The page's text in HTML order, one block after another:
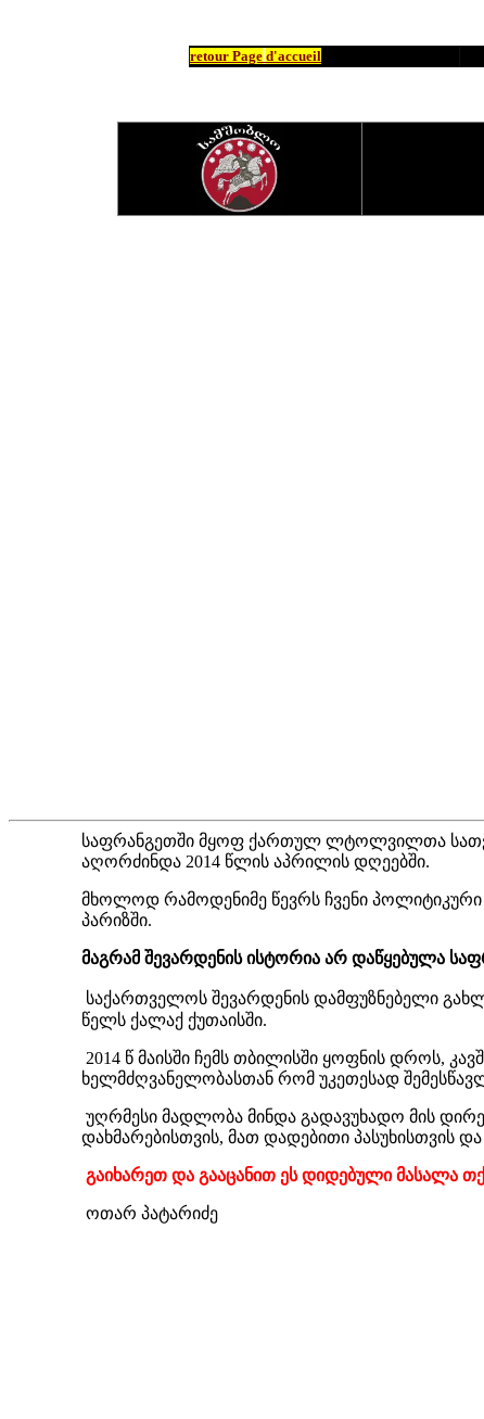
retour Page d'accueil
საფრანგეთში მყოფ ქართულ ლტოლვილთა
აღორძინდა 2014 წლის აპრილის დღეებში.
მხოლოდ რამოდენიმე წევრს ჩვენი პოლიტიკური
პარიზში.
მაგრამ შევარდენის ისტორია არ დაწყებულა
საქართველოს შევარდენის დამფუზნებელი
წელს ქალაქ ქუთაისში.
2014 წ მაისში ჩემს თბილისში ყოფნის დროს,
ხელმძღვანელობასთან რომ უკეთესად
უღრმესი მადლობა მინდა გადავუხადო მის
დახმარებისთვის, მათ დადებითი პასუხისთვის
გაიხარეთ და გააცანით ეს დიდებული მასალა
ოთარ პატარიძე